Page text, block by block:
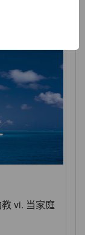
vi. 当家庭